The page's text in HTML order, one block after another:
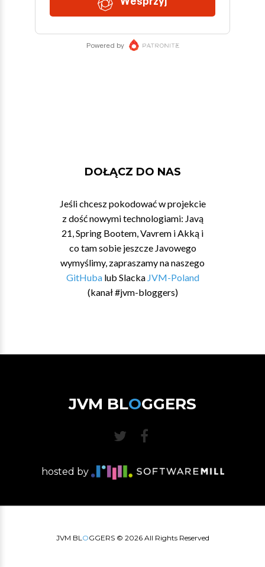
DOŁĄCZ DO NAS
Jeśli chcesz pokodować w projekcie
z dość nowymi technologiami: Javą
21, Spring Bootem, Vavrem i Akką i
co tam sobie jeszcze Javowego
wymyślimy, zapraszamy na naszego
GitHubalub Slacka JVM-Poland
(kanał #jvm-bloggers)
JVM BLOGGERS
hosted by
JVM BLOGGERS © 2026All Rights Reserved